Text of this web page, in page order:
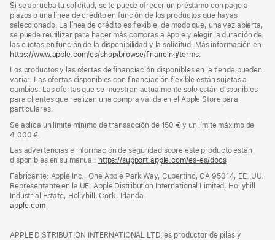
Si se aprueba tu solicitud, se te puede ofrecer un préstamo con pago a
plazos o una línea de crédito en función de los productos que hayas
seleccionado. La línea de crédito es flexible, de modo que, una vez abierta,
se puede reutilizar para hacer más compras a Apple y elegir la duración de
las cuotas en función de la disponibilidad y la solicitud. Más información en
https://www.apple.com/es/shop/browse/financing/terms.
Los productos y las ofertas de financiación disponibles en la tienda pueden
variar. Las ofertas disponibles con financiación flexible están sujetas a
cambios. Las ofertas que se muestran actualmente solo están disponibles
para clientes que realizan una compra válida en el Apple Store para
particulares.
Se aplica un límite mínimo de transacción de 150 € y un límite máximo de
4.000 €.
Las advertencias e información de seguridad sobre este producto están
disponibles en su manual: https://support.apple.com/es-es/docs(se
en
una
Fabricante: Apple Inc., One Apple Park Way, Cupertino, CA 95014, EE. UU.
Representante en la UE: Apple Distribution International Limited, Hollyhill
Industrial Estate, Hollyhill, Cork, Irlanda
apple.com(se
una
APPLE DISTRIBUTION INTERNATIONAL LTD. es productor de pilas y